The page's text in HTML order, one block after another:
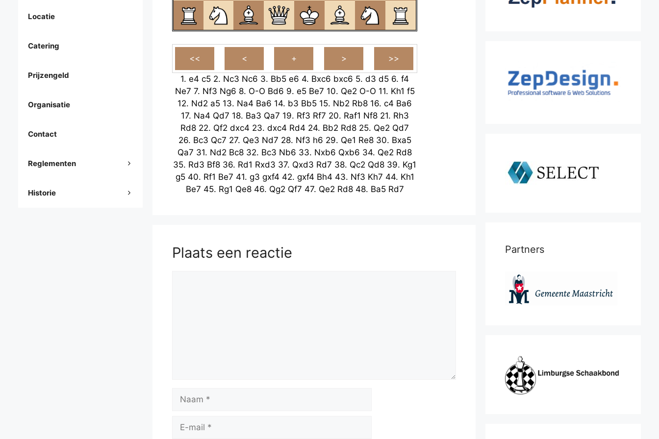
1. e4 c5 2. Nc3 Nc6 3. Bb5 e6 4. Bxc6 bxc6 5. d3 d5 6. f4
Ne7 7. Nf3 Ng6 8. O-O Bd6 9. e5 Be7 10. Qe2 O-O 11. Kh1 f5
12. Nd2 a5 13. Na4 Ba6 14. b3 Bb5 15. Nb2 Rb8 16. c4 Ba6
17. Na4 Qd7 18. Ba3 Qa7 19. Rf3 Rf7 20. Raf1 Nf8 21. Rh3
Rd8 22. Qf2 dxc4 23. dxc4 Rd4 24. Bb2 Rd8 25. Qe2 Qd7
26. Bc3 Qc7 27. Qe3 Nd7 28. Nf3 h6 29. Qe1 Re8 30. Bxa5
Qa7 31. Nd2 Bc8 32. Bc3 Nb6 33. Nxb6 Qxb6 34. Qe2 Rd8
35. Rd3 Bf8 36. Rd1 Rxd3 37. Qxd3 Rd7 38. Qc2 Qd8 39. Kg1
g5 40. Rf1 Be7 41. g3 gxf4 42. gxf4 Bh4 43. Nf3 Kh7 44. Kh1
Be7 45. Rg1 Qe8 46. Qg2 Qf7 47. Qe2 Rd8 48. Ba5 Rd7
Plaats een reactie
mail
Locatie
Catering
Prijzengeld
Organisatie
Contact
Reglementen
Historie
Partners